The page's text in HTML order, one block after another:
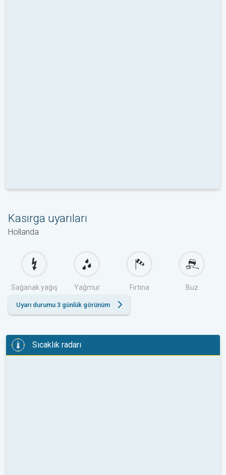
Kasırga uyarıları
Hollanda
Sağanak yağış Yağmur Fırtına Buz
Uyarı durumu 3 günlük görünüm
Sıcaklık radarı